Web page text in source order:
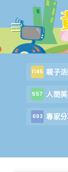
1145 親子
557 人間
693 專家